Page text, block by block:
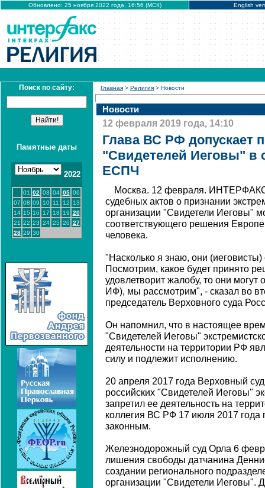
Обновлено: 25 ноября 2022 года, 16:56 (МСК) English
Поиск по сайту:
Памятные даты
2022
01 02 03 04 05 06
07 08 09 10 11 12
13
14 15 16 17 18 19 20
21 22 23 24 25 26 27
28 29 30
Главная > Религия > Новости
Новости
12 февраля 2019 года, 14:10
Глава ВС РФ допускает
"Свидетелей Иеговы" в
ЕСПЧ
Москва. 12 февраля.
судебных актов о признании
организации "Свидетели Иеговы"
соответствующего решения
человека.
"Насколько я знаю, они
Посмотрим, какое будет принято
удовлетворит жалобу, то они могут
ИФ), мы рассмотрим", - сказал во
председатель Верховного суда
Он напомнил, что в настоящее
"Свидетелей Иеговы"
деятельности на территории РФ
силу и подлежит исполнению.
20 апреля 2017 года Верховный
российских "Свидетелей Иеговы"
запретил ее деятельность на
коллегия ВС РФ 17 июля 2017 года
законным.
Железнодорожный суд Орла 6
лишения свободы датчанина
создании регионального
организации "Свидетели Иеговы".